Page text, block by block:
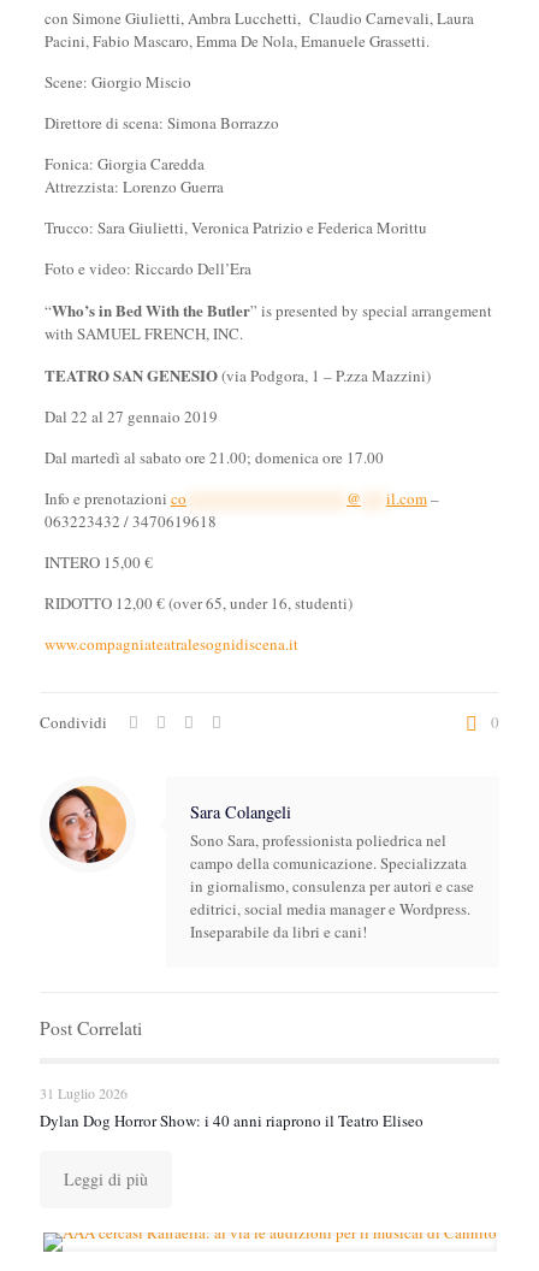
con Simone Giulietti, Ambra Lucchetti, Claudio Carnevali, Laura
Pacini, Fabio Mascaro, Emma De Nola, Emanuele Grassetti.
Scene: Giorgio Miscio
Direttore di scena: Simona Borrazzo
Fonica: Giorgia Caredda
Attrezzista: Lorenzo Guerra
Trucco: Sara Giulietti, Veronica Patrizio e Federica Morittu
Foto e video: Riccardo Dell’Era
“Who’s in Bed With the Butler” is presented by special arrangement
with SAMUEL FRENCH, INC.
TEATRO SAN GENESIO(via Podgora, 1 – P.zza Mazzini)
Dal 22 al 27 gennaio 2019
Dal martedì al sabato ore 21.00; domenica ore 17.00
Info e prenotazioni co @ il.com–
063223432 / 3470619618
INTERO 15,00 €
RIDOTTO 12,00 € (over 65, under 16, studenti)
www.compagniateatralesognidiscena.it
Condividi 0
Sara Colangeli
Sono Sara, professionista poliedrica nel
campo della comunicazione. Specializzata
in giornalismo, consulenza per autori e case
editrici, social media manager e Wordpress.
Inseparabile da libri e cani!
Post Correlati
31 Luglio 2026
Dylan Dog Horror Show: i 40 anni riaprono il Teatro Eliseo
Leggi di più